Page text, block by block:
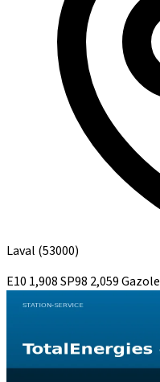
Laval (53000)
E10 1,908SP98 2,059Gazole